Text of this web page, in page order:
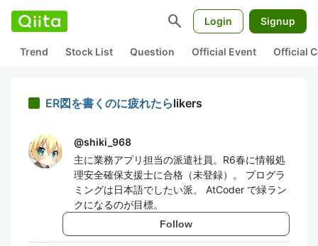
search Login Signup
Trend Stock List Question Official Event Official
ER図を書くのに疲れたらlikers
@shiki_968
主に業務アプリ担当の派遣社員。R6春に情報処
理安全確保支援士に合格（未登録）。 プログラ
ミングは日本語でしたい派。 AtCoder で緑ラン
クになるのが目標。
Follow